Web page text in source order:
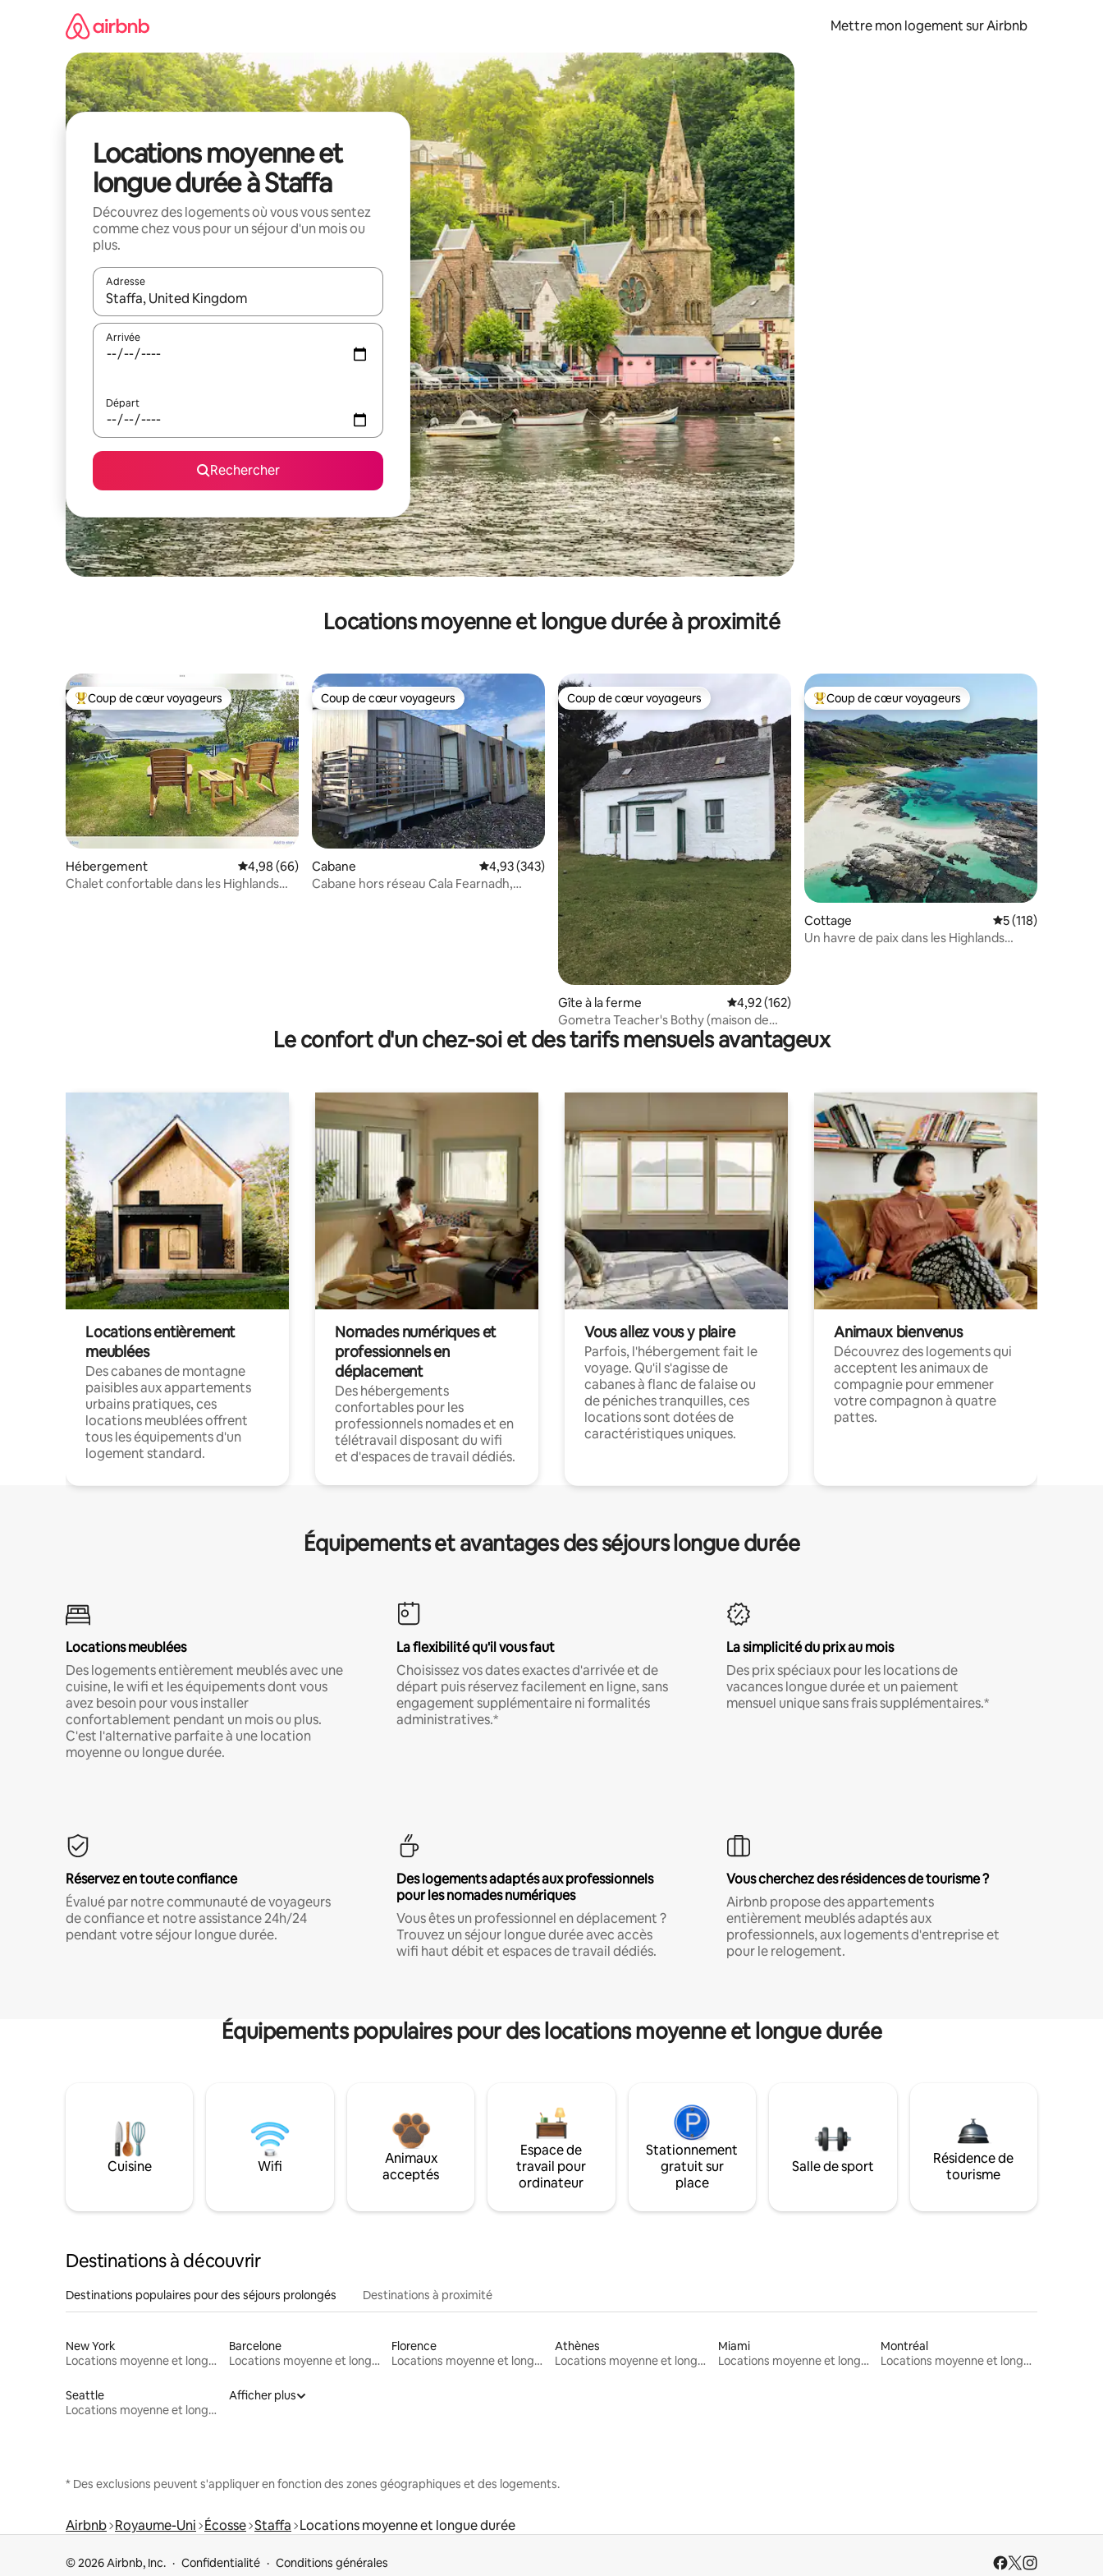
Mettre mon logement sur Airbnb
Locations moyenne et
longue durée à Staffa
Découvrez des logements où vous vous sentez
comme chez vous pour un séjour d'un mois ou
plus.
Adresse
Lorsque les résultats s'affichent, utilisez les flèches vers le haut et vers le bas pour les parcourir ou en appuyant et en faisant glisser.
Arrivée
Départ
Rechercher
Locations moyenne et longue durée à proximité
Coups de cœur voyageurs les plus appréciés
Coup de cœur voyageurs
Hébergement Évaluation moyenne sur la base de 66 commentaires : 4,98 sur 5
4,98 (66)
Chalet confortable dans les Highlands
Coup de cœur voyageurs
Coup de cœur voyageurs
Cabane Évaluation moyenne sur la base de 343 commentaires : 4,93 sur 5
4,93 (343)
Cabane hors réseau Cala Fearnadh,
Coup de cœur voyageurs
Coup de cœur voyageurs
Gîte à la ferme Évaluation moyenne sur la base de 162 commentaires : 4,92 sur 5
4,92 (162)
Gometra Teacher's Bothy (maison de
l'enseignant)
Coups de cœur voyageurs les plus appréciés
Coup de cœur voyageurs
Cottage Évaluation
5 (118)
Un havre de paix dans les Highlands
Le confort d'un chez-soi et des tarifs mensuels avantageux
Locations entièrement
meublées
Des cabanes de montagne
paisibles aux appartements
urbains pratiques, ces
locations meublées offrent
tous les équipements d'un
logement standard.
Nomades numériques et
professionnels en
déplacement
Des hébergements
confortables pour les
professionnels nomades et en
télétravail disposant du wifi
et d'espaces de travail dédiés.
Vous allez vous y plaire
Parfois, l'hébergement fait le
voyage. Qu'il s'agisse de
cabanes à flanc de falaise ou
de péniches tranquilles, ces
locations sont dotées de
caractéristiques uniques.
Animaux bienvenus
Découvrez des logements qui
acceptent les animaux de
compagnie pour emmener
votre compagnon à quatre
pattes.
Équipements et avantages des séjours longue durée
Locations meublées
Des logements entièrement meublés avec une
cuisine, le wifi et les équipements dont vous
avez besoin pour vous installer
confortablement pendant un mois ou plus.
C'est l'alternative parfaite à une location
moyenne ou longue durée.
La flexibilité qu'il vous faut
Choisissez vos dates exactes d'arrivée et de
départ puis réservez facilement en ligne, sans
engagement supplémentaire ni formalités
administratives.*
La simplicité du prix au mois
Des prix spéciaux pour les locations de
vacances longue durée et un paiement
mensuel unique sans frais supplémentaires.*
Réservez en toute confiance
Évalué par notre communauté de voyageurs
de confiance et notre assistance 24h/24
pendant votre séjour longue durée.
Des logements adaptés aux professionnels
pour les nomades numériques
Vous êtes un professionnel en déplacement ?
Trouvez un séjour longue durée avec accès
wifi haut débit et espaces de travail dédiés.
Vous cherchez des résidences de tourisme ?
Airbnb propose des appartements
entièrement meublés adaptés aux
professionnels, aux logements d'entreprise et
pour le relogement.
Équipements populaires pour des locations moyenne et longue durée
Cuisine Wifi
Animaux
acceptés
Espace de
travail pour
ordinateur
Stationnement
gratuit sur
place
Salle de sport
Résidence de
tourisme
Destinations à découvrir
Destinations populaires pour des séjours prolongés Destinations à proximité
New York
Locations moyenne et longue durée
Barcelone
Locations moyenne et longue durée
Florence
Locations moyenne et longue durée
Athènes
Locations moyenne et longue durée
Miami
Locations moyenne et longue durée
Montréal
Locations moyenne et longue durée
Seattle
Locations moyenne et longue durée
Afficher plus
* Des exclusions peuvent s'appliquer en fonction des zones géographiques et des logements.
Airbnb Royaume-Uni Écosse Staffa Locations moyenne et longue durée
© 2026 Airbnb, Inc. Confidentialité Conditions générales